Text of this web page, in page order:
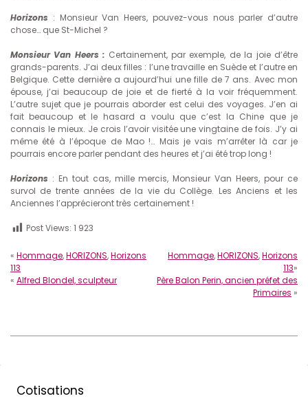
Horizons : Monsieur Van Heers, pouvez-vous nous parler d’autre
chose… que St-Michel ?
Monsieur Van Heers : Certainement, par exemple, de la joie d’être
grands-parents. J’ai deux filles : l’une travaille en Suède et l’autre en
Belgique. Cette dernière a aujourd’hui une fille de 7 ans. Avec mon
épouse, j’ai beaucoup de joie et de fierté à la voir fréquemment.
L’autre sujet que je pourrais aborder est celui des voyages. J’en ai
fait beaucoup et le hasard a voulu que c’est la Chine que je
connais le mieux. Je crois l’avoir visitée une vingtaine de fois. J’y ai
même été à l’époque de Mao !… Mais je vais m’arrêter là car je
pourrais encore parler pendant des heures et j’ai été trop long !
Horizons : En tout cas, mille mercis, Monsieur Van Heers, pour ce
survol de trente années de la vie du Collège. Les Anciens et les
Anciennes l’apprécieront très certainement !
Post Views: 1 923
« Hommage,HORIZONS,Horizons
113
« Alfred Blondel, sculpteur
Hommage,HORIZONS,Horizons
113»
Père Balon Perin, ancien préfet des
Primaires »
Cotisations